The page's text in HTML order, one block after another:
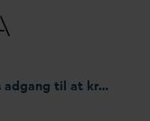
Kommunens adgang til at kræve leje for anlæg etableret på offentlig vej